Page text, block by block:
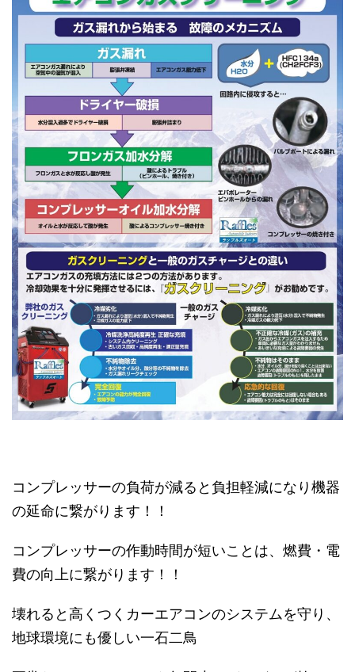
コンプレッサーの負荷が減ると負担軽減になり機器
の延命に繋がります！！
コンプレッサーの作動時間が短いことは、燃費・電
費の向上に繋がります！！
壊れると高くつくカーエアコンのシステムを守り、
地球環境にも優しい一石二鳥